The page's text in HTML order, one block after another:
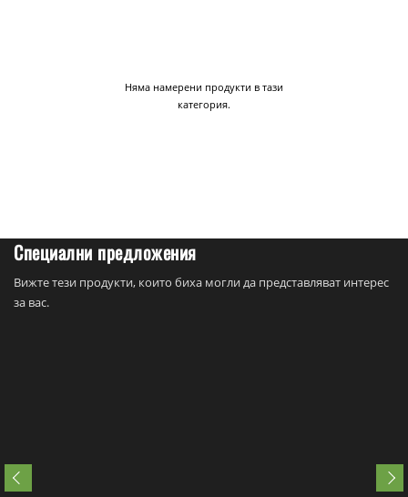
Няма намерени продукти в тази
категория.
Специални предложения
Вижте тези продукти, които биха могли да представляват интерес
за вас.